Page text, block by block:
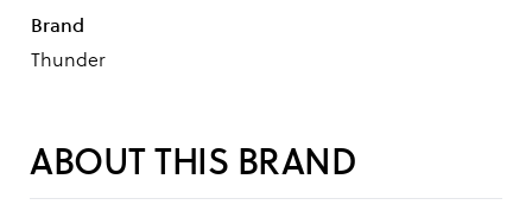
Brand
Thunder
ABOUT THIS BRAND